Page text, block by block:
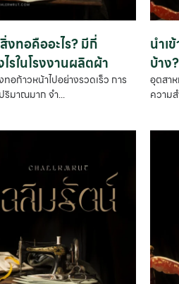
งทอคืออะไร? มีกี่
รในโรงงานผลิตผ้า
อก้าวหน้าไปอย่างรวดเร็ว การ
ริมาณมาก จำ...
นำเ
บ้าง?
อุตสา
ความ